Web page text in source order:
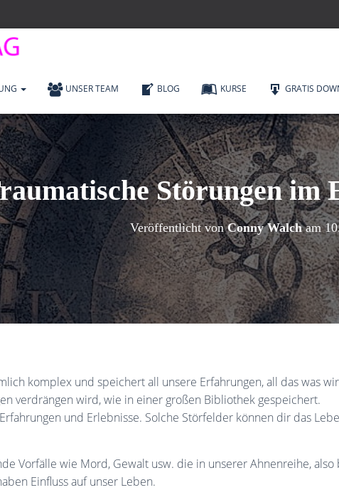
UNSER TEAM BLOG KURSE GRATIS
Störungen im
Veröffentlicht vonConny Walcham
komplex und speichert all unsere Erfahrungen, all das was
verdrängen wird, wie in einer großen Bibliothek gespeichert.
und Erlebnisse. Solche Störfelder können dir das
Vorfälle wie Mord, Gewalt usw. die in unserer Ahnenreihe, also
Einfluss auf unser Leben.